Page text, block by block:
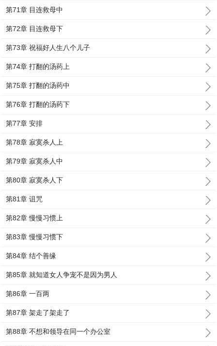
第71章 目连救母中
第72章 目连救母下
第73章 祝福好人生八个儿子
第74章 打翻的汤药上
第75章 打翻的汤药中
第76章 打翻的汤药下
第77章 安排
第78章 寂寞杀人上
第79章 寂寞杀人中
第80章 寂寞杀人下
第81章 诅咒
第82章 慢慢习惯上
第83章 慢慢习惯下
第84章 结个善缘
第85章 就知道女人争宠不是因为男人
第86章 一百两
第87章 架走了架走了
第88章 不想和领导在同一个办公室